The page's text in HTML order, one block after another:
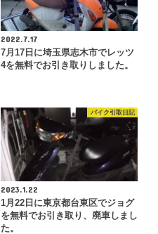
2022.7.17
7月17日に埼玉県志木市でレッツ
4を無料でお引き取りしました。
バイク引取日記
2023.1.22
1月22日に東京都台東区でジョグ
を無料でお引き取り、廃車しまし
た。